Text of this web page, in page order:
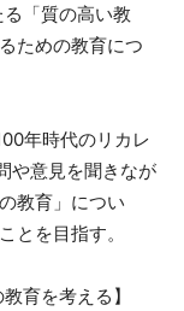
「質の高い教
ための教育につ
年時代のリカレ
や意見を聞きなが
教育」につい
とを目指す。
育を考える】